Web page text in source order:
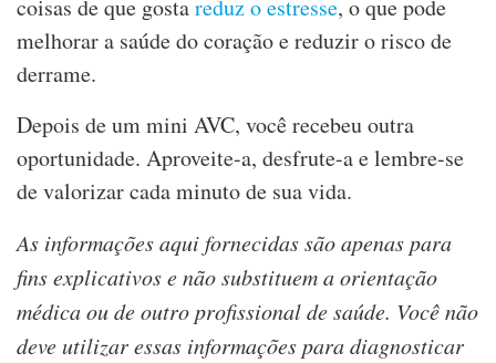
coisas de que gostareduz o estresse, o que pode
melhorar a saúde do coração e reduzir o risco de
derrame.
Depois de um mini AVC, você recebeu outra
oportunidade. Aproveite-a, desfrute-a e lembre-se
de valorizar cada minuto de sua vida.
As informações aqui fornecidas são apenas para
fins explicativos e não substituem a orientação
médica ou de outro profissional de saúde. Você não
deve utilizar essas informações para diagnosticar